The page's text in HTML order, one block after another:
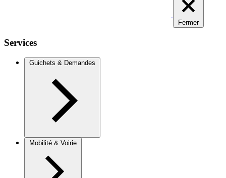
Fermer
Services
Guichets & Demandes
Mobilité & Voirie